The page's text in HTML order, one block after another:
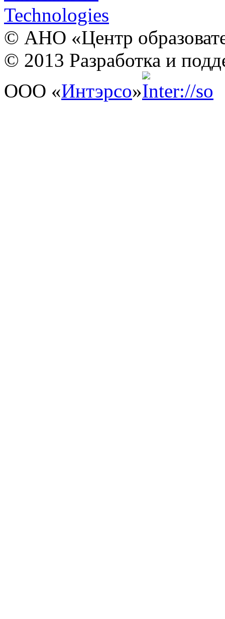
© АНО «Центр
© 2013 Разработка и
ООО «Интэрсо»